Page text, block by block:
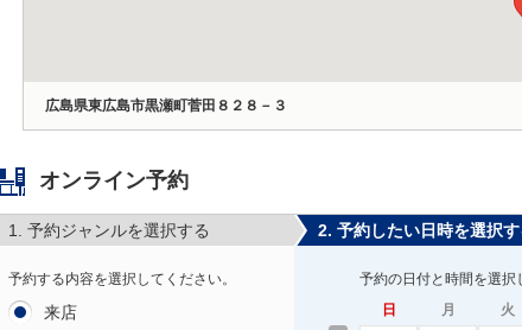
広島県東広島市黒瀬町菅田８２８－３
オンライン予約
1. 予約ジャンルを選択する
予約する内容を選択してください。
来店
2. 予約したい日時を選択す
予約の日付と時間を選択
日
月 火